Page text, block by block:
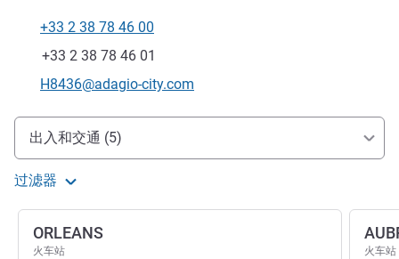
电话
+33 2 38 78 46 00
传真
+33 2 38 78 46 01
联系电子邮件
H8436@adagio-city.com
抵达和交通
出入和交通 (5)
过滤器
ORLEANS
火车站 火车站